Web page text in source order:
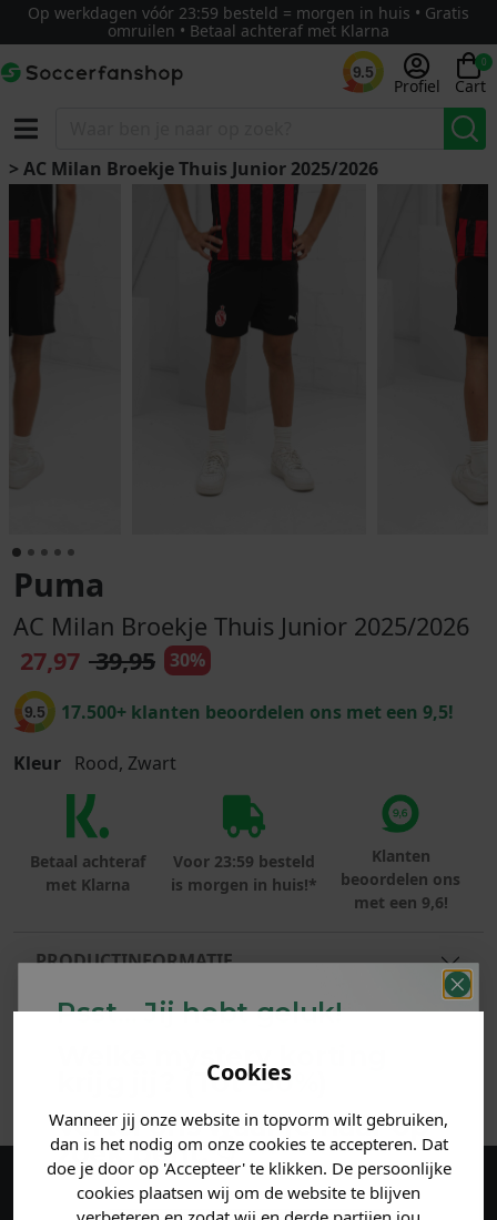
Cookies
Wanneer jij onze website in topvorm wilt gebruiken,
dan is het nodig om onze cookies te accepteren. Dat
doe je door op 'Accepteer' te klikken. De persoonlijke
cookies plaatsen wij om de website te blijven
Op werkdagen vóór 23:59 besteld = morgen in huis • Gratis
omruilen • Betaal achteraf met Klarna
9.5
Profiel
0
Cart
> AC Milan Broekje Thuis Junior 2025/2026
Puma
AC Milan Broekje Thuis Junior 2025/2026
27,97 39,95 30%
9.5 17.500+ klanten beoordelen ons met een 9,5!
Kleur Rood, Zwart
Betaal achteraf
met Klarna
Voor 23:59 besteld
is morgen in huis!*
Klanten
beoordelen ons
met een 9,6!
PRODUCTINFORMATIE
MATERIAAL & WASVOORSCHRIFT
ANDERE BESTELDEN OOK
Maak een account aan en ontvang 5%
Psst... Jij hebt geluk!
Welke mystery
krijg jij? (Tot-30%
Vertel ons waar je naar op
zoek bent. 👇